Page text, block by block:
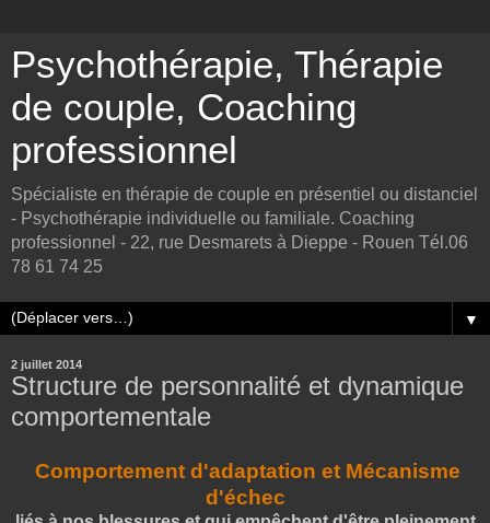
Psychothérapie, Thérapie
de couple, Coaching
professionnel
Spécialiste en thérapie de couple en présentiel ou distanciel
- Psychothérapie individuelle ou familiale. Coaching
professionnel - 22, rue Desmarets à Dieppe - Rouen Tél.06
78 61 74 25
▼
2 juillet 2014
Structure de personnalité et dynamique
comportementale
Comportement d'adaptation et Mécanisme
d'échec